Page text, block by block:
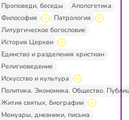
Проповеди, беседы
Апологетика
Философия
Патрология
Литургическое богословие
История Церкви
Единство и разделения христиан
Религиоведение
Искусство и культура
Политика. Экономика. Общество.
Жития святых, биографии
Мемуары, дневники, письма